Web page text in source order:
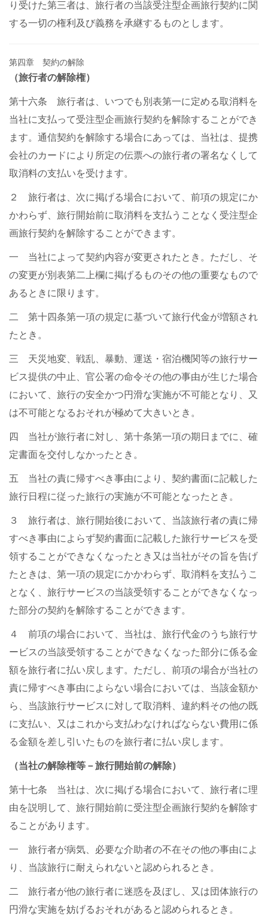
り受けた第三者は、旅行者の当該受注型企画旅行契約に関
する一切の権利及び義務を承継するものとします。
第四章 契約の解除
（旅行者の解除権）
第十六条 旅行者は、いつでも別表第一に定める取消料を
当社に支払って受注型企画旅行契約を解除することができ
ます。通信契約を解除する場合にあっては、当社は、提携
会社のカードにより所定の伝票への旅行者の署名なくして
取消料の支払いを受けます。
２ 旅行者は、次に掲げる場合において、前項の規定にか
かわらず、旅行開始前に取消料を支払うことなく受注型企
画旅行契約を解除することができます。
一 当社によって契約内容が変更されたとき。ただし、そ
の変更が別表第二上欄に掲げるものその他の重要なもので
あるときに限ります。
二 第十四条第一項の規定に基づいて旅行代金が増額され
たとき。
三 天災地変、戦乱、暴動、運送・宿泊機関等の旅行サー
ビス提供の中止、官公署の命令その他の事由が生じた場合
において、旅行の安全かつ円滑な実施が不可能となり、又
は不可能となるおそれが極めて大きいとき。
四 当社が旅行者に対し、第十条第一項の期日までに、確
定書面を交付しなかったとき。
五 当社の責に帰すべき事由により、契約書面に記載した
旅行日程に従った旅行の実施が不可能となったとき。
３ 旅行者は、旅行開始後において、当該旅行者の責に帰
すべき事由によらず契約書面に記載した旅行サービスを受
領することができなくなったとき又は当社がその旨を告げ
たときは、第一項の規定にかかわらず、取消料を支払うこ
となく、旅行サービスの当該受領することができなくなっ
た部分の契約を解除することができます。
４ 前項の場合において、当社は、旅行代金のうち旅行サ
ービスの当該受領することができなくなった部分に係る金
額を旅行者に払い戻します。ただし、前項の場合が当社の
責に帰すべき事由によらない場合においては、当該金額か
ら、当該旅行サービスに対して取消料、違約料その他の既
に支払い、又はこれから支払わなければならない費用に係
る金額を差し引いたものを旅行者に払い戻します。
（当社の解除権等－旅行開始前の解除）
第十七条 当社は、次に掲げる場合において、旅行者に理
由を説明して、旅行開始前に受注型企画旅行契約を解除す
ることがあります。
一 旅行者が病気、必要な介助者の不在その他の事由によ
り、当該旅行に耐えられないと認められるとき。
二 旅行者が他の旅行者に迷惑を及ぼし、又は団体旅行の
円滑な実施を妨げるおそれがあると認められるとき。